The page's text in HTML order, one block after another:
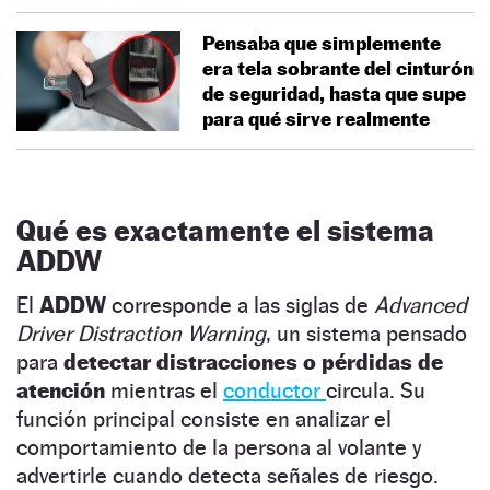
Pensaba que simplemente
era tela sobrante del cinturón
de seguridad, hasta que supe
para qué sirve realmente
Qué es exactamente el sistema
ADDW
El ADDW corresponde a las siglas de Advanced
Driver Distraction Warning, un sistema pensado
para detectar distracciones o pérdidas de
atención mientras el conductor circula. Su
función principal consiste en analizar el
comportamiento de la persona al volante y
advertirle cuando detecta señales de riesgo.